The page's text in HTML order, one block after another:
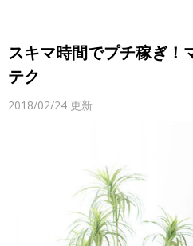
スキマ時間でプチ稼ぎ！
テク
2018/02/24 更新